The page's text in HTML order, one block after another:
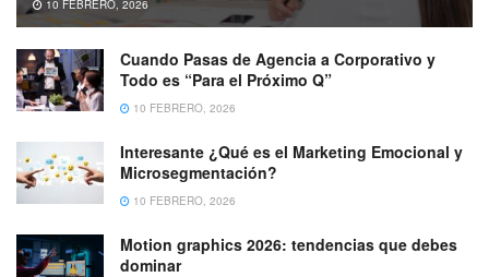
10 FEBRERO, 2026
Cuando Pasas de Agencia a Corporativo y
Todo es “Para el Próximo Q”
10 FEBRERO, 2026
Interesante ¿Qué es el Marketing Emocional y
Microsegmentación?
10 FEBRERO, 2026
Motion graphics 2026: tendencias que debes
dominar